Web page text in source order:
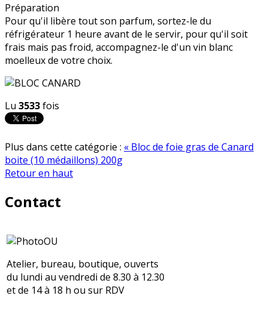
Préparation
Pour qu'il libère tout son parfum, sortez-le du
réfrigérateur 1 heure avant de le servir, pour qu'il soit
frais mais pas froid, accompagnez-le d'un vin blanc
moelleux de votre choix.
Lu 3533fois
Plus dans cette catégorie : « Bloc de foie gras de Canard
boite (10 médaillons) 200g
Retour en haut
Contact
Atelier, bureau, boutique, ouverts
du lundi au vendredi de 8.30 à 12.30
et de 14 à 18 h ou sur RDV